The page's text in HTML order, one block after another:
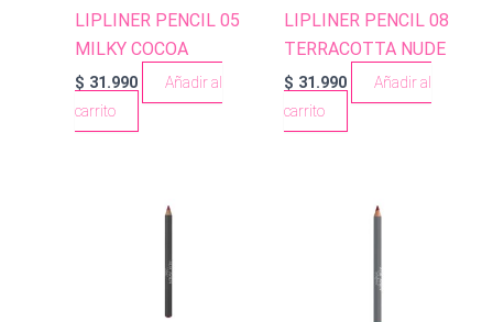
LIPLINER PENCIL 05
MILKY COCOA
$ 31.990
Añadir al
carrito
LIPLINER PENCIL 08
TERRACOTTA NUDE
$ 31.990
Añadir al
carrito